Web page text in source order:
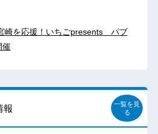
崎を応援！いちごpresents パブ
催
報
一覧を見
る